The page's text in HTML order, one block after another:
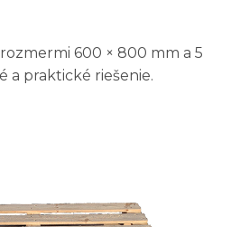
600 × 800 mm a 5
a praktické riešenie.